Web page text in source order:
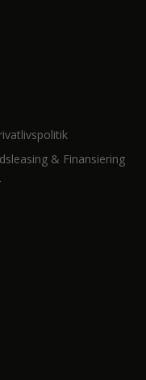
& Finansiering